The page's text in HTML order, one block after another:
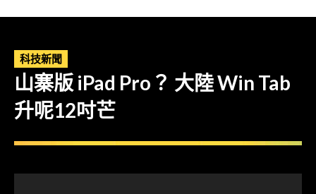
科技新聞
山寨版 iPad Pro？ 大陸 Win Tab
升呢12吋芒